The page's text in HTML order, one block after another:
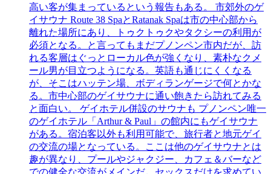
高い客が集まっているという報告もある。 市郊外のゲ
イサウナ Route 38 SpaとRatanak Spaは市の中心部から
離れた場所にあり、トゥクトゥクやタクシーの利用が
必須となる。と言ってもまだプノンペン市内だが、訪
れる客層はぐっとローカル色が強くなり、素朴なクメ
ール男が目立つようになる。英語も通じにくくなる
が、そこはハッテン場、ボディランゲージで何とかな
る。市中心部のゲイサウナに通い飽きたら訪れてみる
と面白い。 ゲイホテル併設のサウナも プノンペン唯一
のゲイホテル「Arthur & Paul」の館内にもゲイサウナ
がある。宿泊客以外も利用可能で、旅行者と地元ゲイ
の交流の場となっている。ここは他のゲイサウナとは
趣が異なり、プールやジャクジー、カフェ＆バーなど
での健全な交流がメインだ。セックスだけを求めてい